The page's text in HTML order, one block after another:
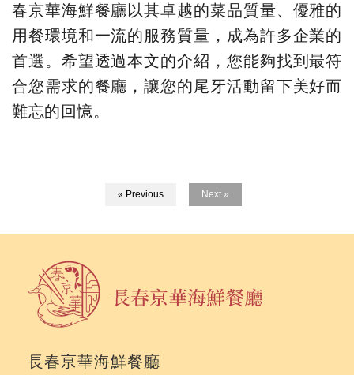
春京華海鮮餐廳以其卓越的菜品質量、優雅的
用餐環境和一流的服務質量，成為許多企業的
首選。希望透過本文的介紹，您能夠找到最符
合您需求的餐廳，讓您的尾牙活動留下美好而
難忘的回憶。
« Previous Next »
長春亰華海鮮餐廳